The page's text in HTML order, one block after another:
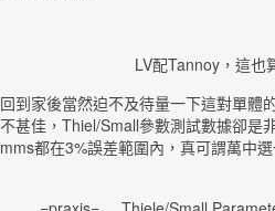
LV配Tannoy，這也
回到家後當然迫不及待量一下這對單體
不甚佳，Thiel/Small參數測試數據卻是
mms都在3%誤差範圍內，真可謂萬中